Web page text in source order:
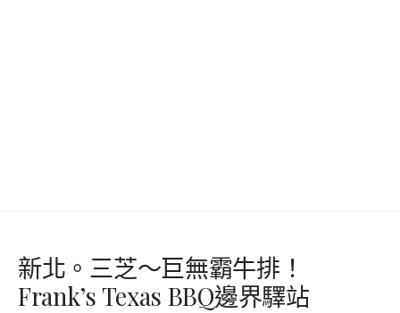
新北。三芝～巨無霸牛排！
Frank’s Texas BBQ邊界驛站